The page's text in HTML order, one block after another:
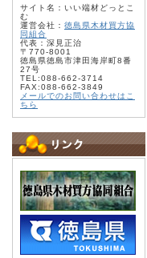
サイト名：いい端材どっとこ
む
運営会社： 徳島県木材買方協
同組合
代表：深見正治
〒770-8001
徳島県徳島市津田海岸町8番
27号
TEL:088-662-3714
FAX:088-662-3849
メールでのお問い合わせはこ
ちら